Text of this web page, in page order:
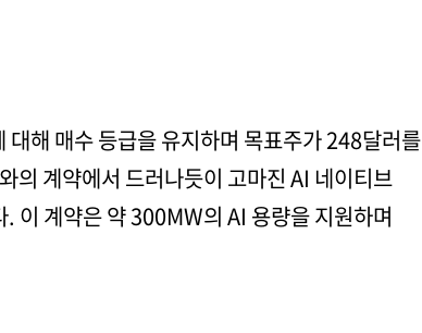
대해 매수 등급을 유지하며 목표주가 248달러를
의 계약에서 드러나듯이 고마진 AI 네이티브
이 계약은 약 300MW의 AI 용량을 지원하며